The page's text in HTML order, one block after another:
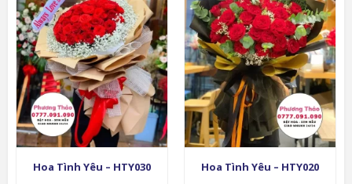
Hoa Tình Yêu – HTY030 Hoa Tình Yêu – HTY020